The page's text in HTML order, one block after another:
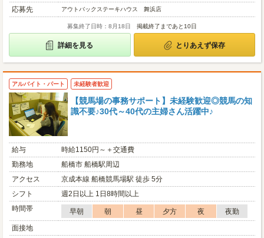
応募先
アウトバックステーキハウス 舞浜店
募集終了日時：8月18日 掲載終了まであと10日
詳細を見る とりあえず保存
アルバイト・パート 未経験者歓迎
【競馬場の事務サポート】未経験歓迎◎競馬の知
識不要♪30代～40代の主婦さん活躍中♪
給与
時給1150円～＋交通費
勤務地
船橋市 船橋駅周辺
アクセス
京成本線 船橋競馬場駅 徒歩 5分
シフト
週2日以上 1日8時間以上
時間帯
早朝 朝 昼 夕方 夜
夜勤
面接地